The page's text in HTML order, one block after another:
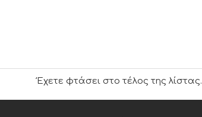
Έχετε φτάσει στο τέλος της λίστας.